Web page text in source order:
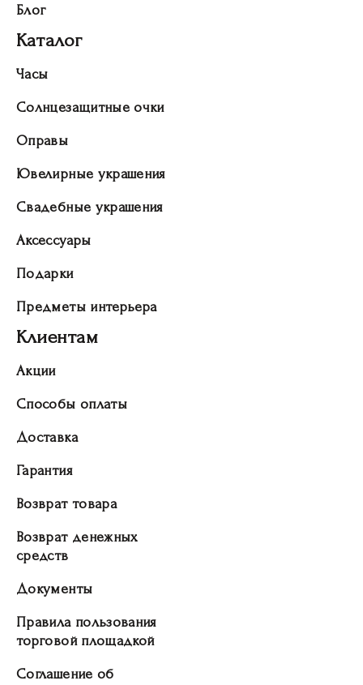
Блог
Каталог
Часы
Солнцезащитные очки
Оправы
Ювелирные украшения
Свадебные украшения
Аксессуары
Подарки
Предметы интерьера
Клиентам
Акции
Способы оплаты
Доставка
Гарантия
Возврат товара
Возврат денежных
средств
Документы
Правила пользования
торговой площадкой
Соглашение об